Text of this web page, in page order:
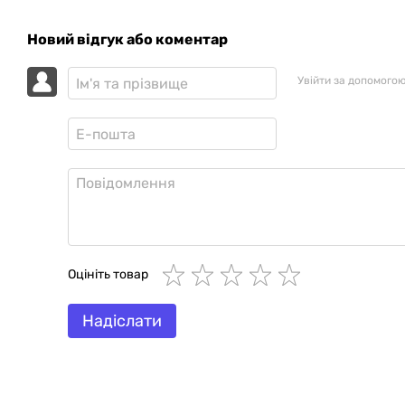
Новий відгук або коментар
Увійти за
Оцініть товар
Надіслати